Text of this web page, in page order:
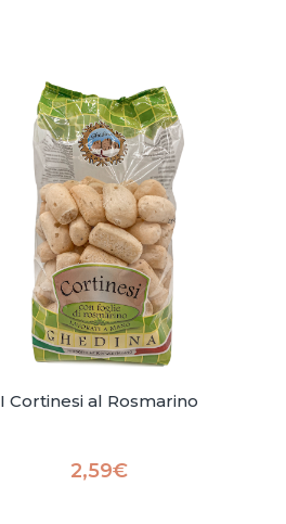
I Cortinesi al Rosmarino
2,59€